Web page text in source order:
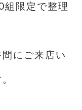
限定で整理
にご来店い